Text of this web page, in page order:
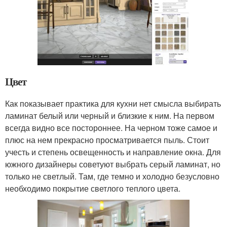
Цвет
Как показывает практика для кухни нет смысла выбирать
ламинат белый или черный и близкие к ним. На первом
всегда видно все постороннее. На черном тоже самое и
плюс на нем прекрасно просматривается пыль. Стоит
учесть и степень освещенность и направление окна. Для
южного дизайнеры советуют выбрать серый ламинат, но
только не светлый. Там, где темно и холодно безусловно
необходимо покрытие светлого теплого цвета.